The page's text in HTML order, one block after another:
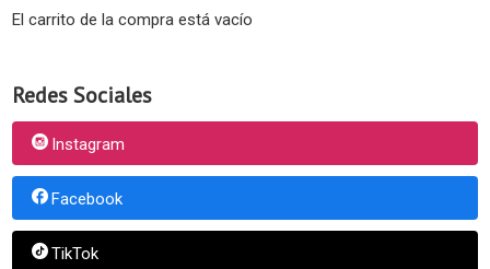
El carrito de la compra está vacío
Redes Sociales
Instagram
Facebook
TikTok